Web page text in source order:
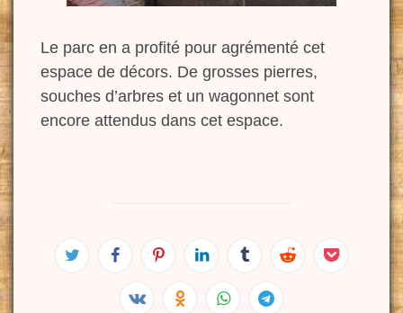
Le parc en a profité pour agrémenté cet
espace de décors. De grosses pierres,
souches d’arbres et un wagonnet sont
encore attendus dans cet espace.